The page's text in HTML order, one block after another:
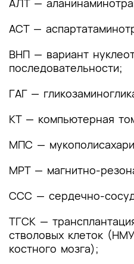
статистической
(группы заболеваний
состояния (группы
(группы заболеваний
применению методов
2.1 Жалобы и анамнез
2.2 Физикальное
2.3 Лабораторные
АЛТ —
АСТ —
ВНП — вариант
последовательности;
ГАГ —
КТ — компьютерная
МПС —
МРТ — магнитно-
ССС — сердечно-
ТГСК —
стволовых клеток
костного мозга);